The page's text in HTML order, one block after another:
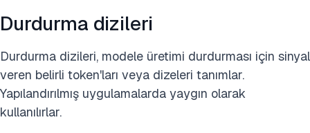
Durdurma dizileri
Durdurma dizileri, modele üretimi durdurması için sinyal
veren belirli token'ları veya dizeleri tanımlar.
Yapılandırılmış uygulamalarda yaygın olarak
kullanılırlar.